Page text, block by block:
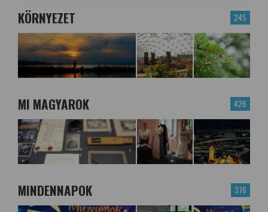
245
KÖRNYEZET
426
MI MAGYAROK
376
MINDENNAPOK